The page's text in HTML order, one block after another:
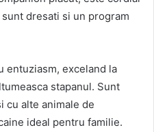
dresati si un program
entuziasm, exceland la
stapanul. Sunt
cu alte animale de
ideal pentru familie.